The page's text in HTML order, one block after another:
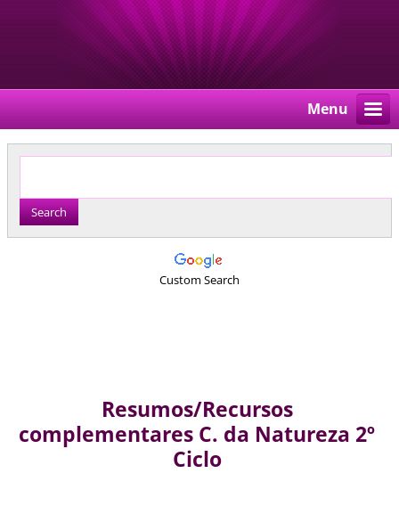
Menu
Custom Search
Resumos/Recursos
complementares C. da Natureza 2º
Ciclo